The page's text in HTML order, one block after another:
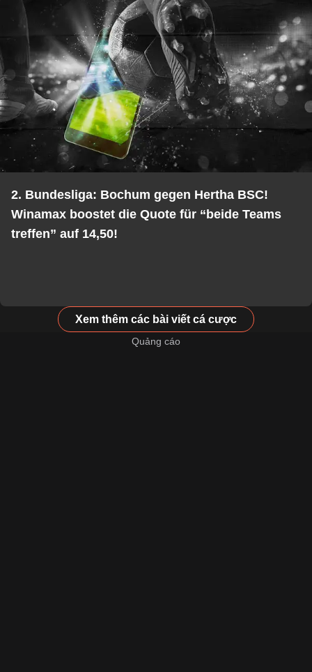
2. Bundesliga: Bochum gegen Hertha BSC!
Winamax boostet die Quote für “beide Teams
treffen” auf 14,50!
Xem thêm các bài viết cá cược